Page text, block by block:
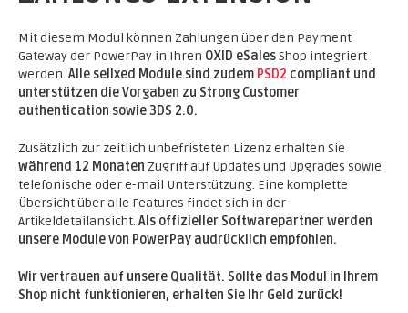
Mit diesem Modul können Zahlungen über den Payment
Gateway der PowerPay in Ihren OXID eSalesShop integriert
werden. Alle sellxed Module sind zudem PSD2 compliant und
unterstützen die Vorgaben zu Strong Customer
authentication sowie 3DS 2.0.
Zusätzlich zur zeitlich unbefristeten Lizenz erhalten Sie
während 12 Monaten Zugriff auf Updates und Upgrades sowie
telefonische oder e-mail Unterstützung. Eine komplette
Übersicht über alle Features findet sich in der
Artikeldetailansicht. Als offizieller Softwarepartner werden
unsere Module von PowerPay audrücklich empfohlen.
Wir vertrauen auf unsere Qualität. Sollte das Modul in Ihrem
Shop nicht funktionieren, erhalten Sie Ihr Geld zurück!